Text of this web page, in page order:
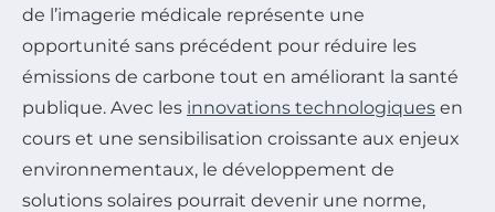
de l’imagerie médicale représente une
opportunité sans précédent pour réduire les
émissions de carbone tout en améliorant la santé
publique. Avec les innovations technologiques en
cours et une sensibilisation croissante aux enjeux
environnementaux, le développement de
solutions solaires pourrait devenir une norme,